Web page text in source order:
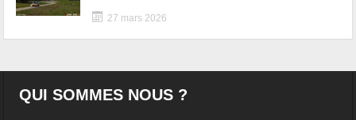
27 mars 2026
QUI SOMMES NOUS ?